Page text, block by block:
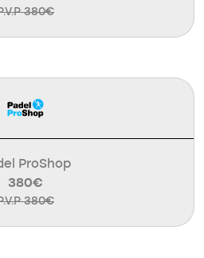
380€
ProShop
380€
380€